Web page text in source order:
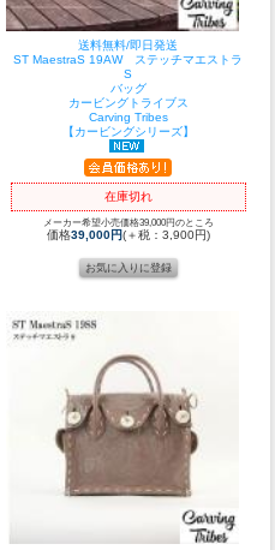
送料無料/即日発送
ST MaestraS 19AW ステッチマエストラ
S
バッグ
カービングトライブス
Carving Tribes
【カービングシリーズ】
在庫切れ
メーカー希望小売価格39,000円のところ
価格39,000円(＋税：3,900円)